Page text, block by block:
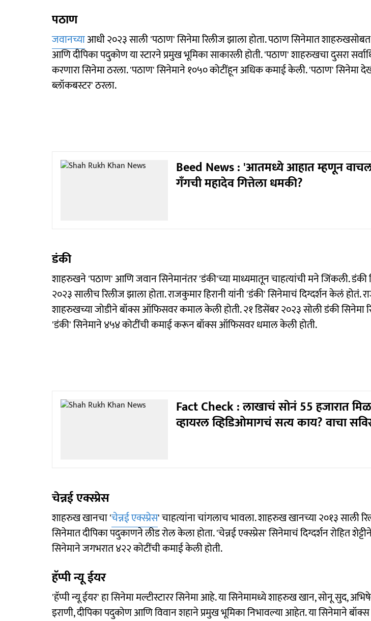
पठाण
जवानच्याआधी २०२३ साली 'पठाण' सिनेमा रिलीज झाला होता. पठाण सिनेमात
आणि दीपिका पदुकोण या स्टारने प्रमुख भूमिका साकारली होती. 'पठाण' शाहरुखचा दुसरा
करणारा सिनेमा ठरला. 'पठाण' सिनेमाने १०५० कोटींहून अधिक कमाई केली. 'पठाण' सिनेमा
ब्लॉकबस्टर' ठरला.
Beed News : 'आतमध्ये आहात म्हणून
गँगची महादेव गित्तेला धमकी?
डंकी
शाहरुखने 'पठाण' आणि जवान सिनेमानंतर 'डंकी'च्या माध्यमातून चाहत्यांची मने जिंकली.
२०२३ सालीच रिलीज झाला होता. राजकुमार हिरानी यांनी 'डंकी' सिनेमाचं दिग्दर्शन केलं होतं.
शाहरुखच्या जोडीने बॉक्स ऑफिसवर कमाल केली होती. २१ डिसेंबर २०२३ सोली डंकी सिनेमा
'डंकी' सिनेमाने ४५४ कोटींची कमाई करून बॉक्स ऑफिसवर धमाल केली होती.
Fact Check : लाखाचं सोनं 55 हजारात
व्हायरल व्हिडिओमागचं सत्य काय? वाचा
चेन्नई एक्स्प्रेस
शाहरुख खानचा 'चेन्नई एक्स्प्रेस' चाहत्यांना चांगलाच भावला. शाहरुख खानच्या २०१३ साली
सिनेमात दीपिका पदुकाणने लीड रोल केला होता. 'चेन्नई एक्स्प्रेस' सिनेमाचं दिग्दर्शन रोहित
सिनेमाने जगभरात ४२२ कोटींची कमाई केली होती.
हॅप्पी न्यू ईयर
'हॅप्पी न्यू ईयर' हा सिनेमा मल्टीस्टारर सिनेमा आहे. या सिनेमामध्ये शाहरुख खान, सोनू सुद,
इराणी, दीपिका पदुकोण आणि विवान शहाने प्रमुख भूमिका निभावल्या आहेत. या सिनेमाने